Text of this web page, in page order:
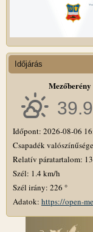
Időjárás
Mezőberény
Időpont: 2026-08-06
Csapadék
Relatív páratartalom:
Szél: 1.4 km/h
Szél irány: 226 °
Adatok: https://open-